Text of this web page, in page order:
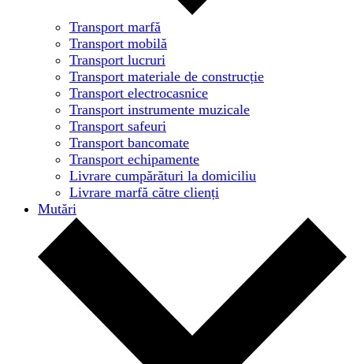
Transport marfă
Transport mobilă
Transport lucruri
Transport materiale de construcție
Transport electrocasnice
Transport instrumente muzicale
Transport safeuri
Transport bancomate
Transport echipamente
Livrare cumpărături la domiciliu
Livrare marfă către clienți
Mutări